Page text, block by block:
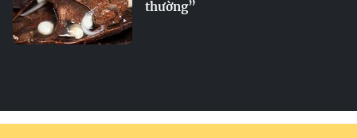
thường”